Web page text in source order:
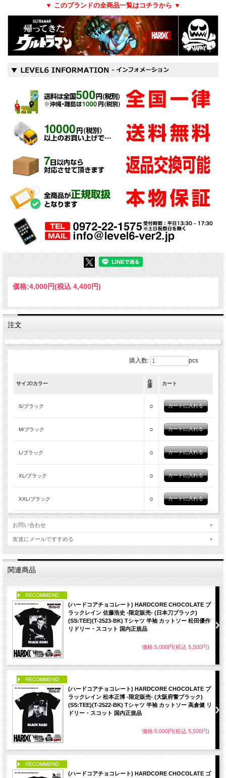
▼ このブランドの全商品一覧はコチラから ▼
価格:4,000円(税込 4,400円)
注文
購入数: pcs
サイズ/カラー
在
庫
カート
S/ブラック ○
M/ブラック ○
L/ブラック ○
XL/ブラック ○
XXL/ブラック ○
お問い合わせ
友達にメールですすめる
関連商品
(ハードコアチョコレート) HARDCORE CHOCOLATE ブ
ラックレイン 佐藤浩史 -限定販売- (日本刀ブラック)
(SS:TEE)(T-2523-BK) Tシャツ 半袖 カットソー 松田優作
リドリー・スコット 国内正規品
価格:5,000円(税込 5,500円)
(ハードコアチョコレート) HARDCORE CHOCOLATE ブ
ラックレイン 松本正博 -限定販売- (大阪府警ブラック)
(SS:TEE)(T-2522-BK) Tシャツ 半袖 カットソー 高倉健 リ
ドリー・スコット 国内正規品
価格:5,000円(税込 5,500円)
(ハードコアチョコレート) HARDCORE CHOCOLATE ゴ